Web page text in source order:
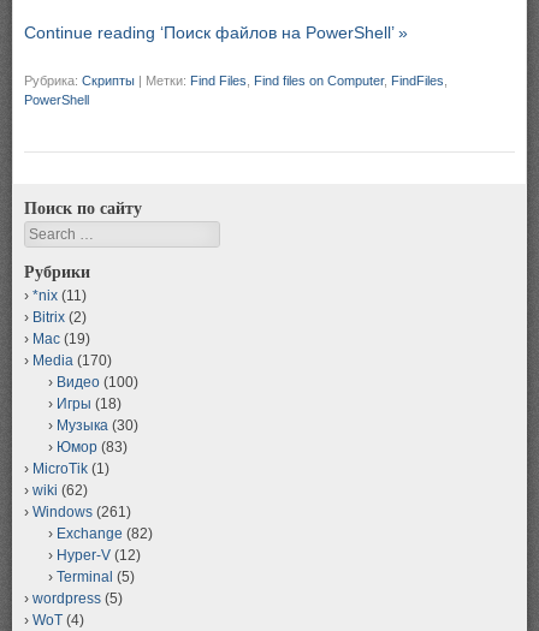
Continue reading ‘Поиск файлов на PowerShell’ »
Рубрика: Скрипты | Метки: Find Files Find files on Computer, FindFiles
PowerShell
Поиск по сайту
Search
Рубрики
*nix (11)
Bitrix (2)
Mac (19)
Media (170)
Видео (100)
Игры (18)
Музыка (30)
Юмор (83)
MicroTik (1)
wiki (62)
Windows (261)
Exchange (82)
Hyper-V (12)
Terminal (5)
wordpress (5)
WoT (4)